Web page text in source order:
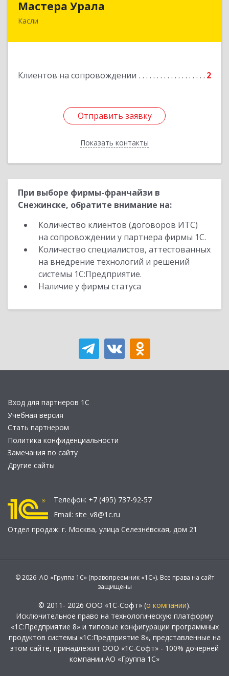
Мастера Урала
Касли
Клиентов на сопровождении 2
Отправить заявку
Показать контакты
456830, Челябинская обл., г. Касли, ул. Карла
Отправить заявку
Назад
При выборе фирмы-франчайзи в
Снежинске, обратите внимание на:
Количество клиентов (договоров ИТС)
на сопровождении у партнера фирмы 1С.
Количество специалистов, аттестованных
на внедрение технологий и решений
системы 1С:Предприятие.
Наличие у фирмы статуса
Вход для партнеров 1С
Учебная версия
Стать партнером
Политика конфиденциальности
Замечания по сайту
Другие сайты
Телефон: +7 (495) 737-92-57
Email: site_v8@1c.ru
Отдел продаж: г. Москва, улица Селезнёвская, дом 21
© 2026 АО «Группа 1С» (правопреемник «1С»). Все права на сайт
защищены
© 2011- 2026 ООО «1С-Софт» (о компании).
Исключительное право на технологическую платформу
«1С:Предприятие 8» и типовые конфигурации программных
продуктов системы «1С:Предприятие 8», представленные на
этом сайте, принадлежит ООО «1С-Софт» - 100% дочерней
компании АО «Группа 1С»